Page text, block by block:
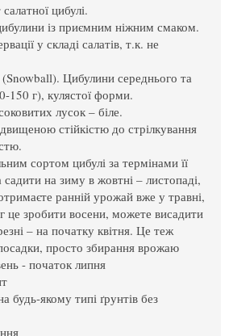
цибулі.
із приємним ніжним смаком.
у складі салатів, т.к. не
Цибулини середнього та
150 г), кулястої форми.
лусок – біле.
стійкістю до стрілкування
сортом цибулі за термінами її
на зиму в жовтні – листопаді,
ранній урожай вже у травні,
це зробити восени, можете висадити
– на початку квітня. Це теж
просто збирання врожаю
- початок липня
будь-якому типі ґрунтів без